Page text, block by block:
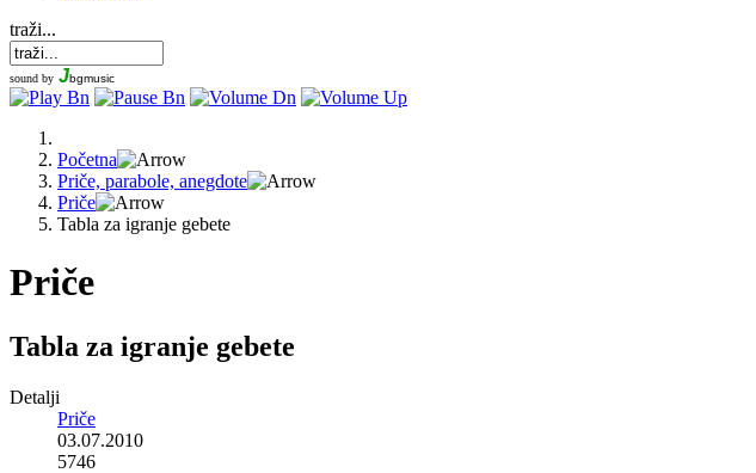
traži...
sound by Jbgmusic
Početna
Priče, parabole, anegdote
Priče
Tabla za igranje gebete
Priče
Tabla za igranje gebete
Detalji
Priče
03.07.2010
5746